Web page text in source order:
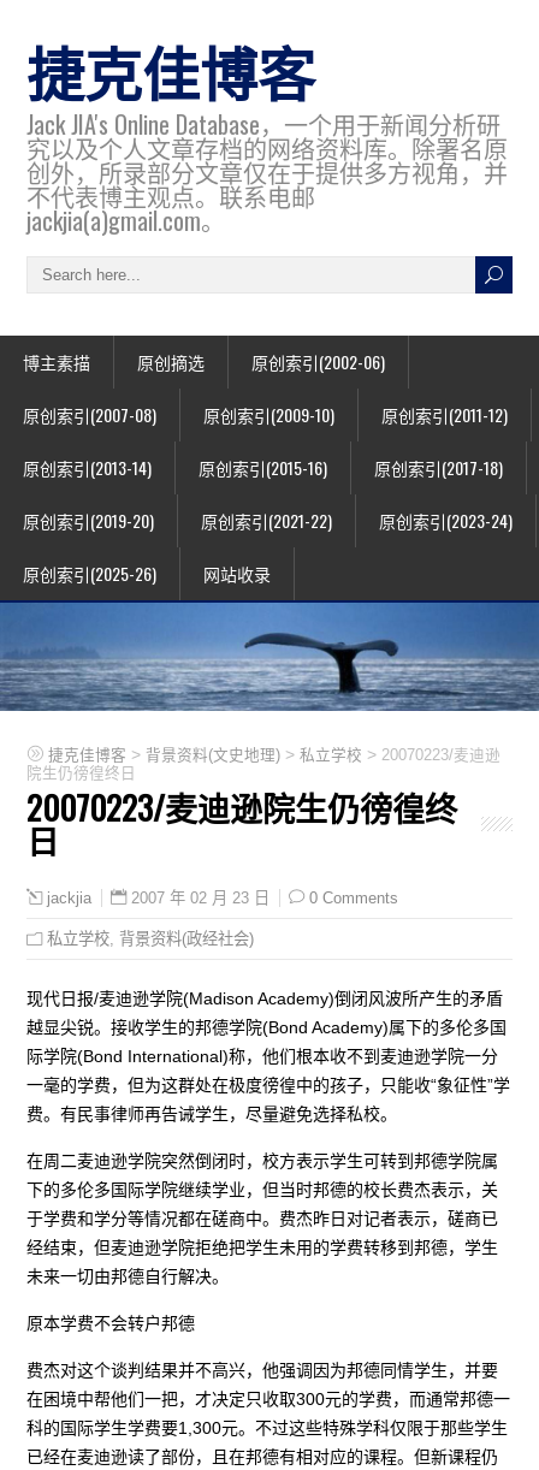
捷克佳博客
Jack JIA's Online Database，一个用于新闻分析研
究以及个人文章存档的网络资料库。除署名原
创外，所录部分文章仅在于提供多方视角，并
不代表博主观点。联系电邮
jackjia(a)gmail.com。
博主素描 原创摘选 原创索引(2002-06)
原创索引(2007-08) 原创索引(2009-10) 原创索引(2011-12)
原创索引(2013-14) 原创索引(2015-16) 原创索引(2017-18)
原创索引(2019-20) 原创索引(2021-22) 原创索引(2023-24)
原创索引(2025-26) 网站收录
捷克佳博客 > 背景资料(文史地理) >私立学校 > 20070223/麦迪逊
院生仍徬徨终日
20070223/麦迪逊院生仍徬徨终
日
jackjia 2007 年 02 月 23 日 0 Comments
私立学校 背景资料(政经社会)
现代日报/麦迪逊学院(Madison Academy)倒闭风波所产生的矛盾
越显尖锐。接收学生的邦德学院(Bond Academy)属下的多伦多国
际学院(Bond International)称，他们根本收不到麦迪逊学院一分
一毫的学费，但为这群处在极度徬徨中的孩子，只能收“象征性”学
费。有民事律师再告诫学生，尽量避免选择私校。
在周二麦迪逊学院突然倒闭时，校方表示学生可转到邦德学院属
下的多伦多国际学院继续学业，但当时邦德的校长费杰表示，关
于学费和学分等情况都在磋商中。费杰昨日对记者表示，磋商已
经结束，但麦迪逊学院拒绝把学生未用的学费转移到邦德，学生
未来一切由邦德自行解决。
原本学费不会转户邦德
费杰对这个谈判结果并不高兴，他强调因为邦德同情学生，并要
在困境中帮他们一把，才决定只收取300元的学费，而通常邦德一
科的国际学生学费要1,300元。不过这些特殊学科仅限于那些学生
已经在麦迪逊读了部份，且在邦德有相对应的课程。但新课程仍